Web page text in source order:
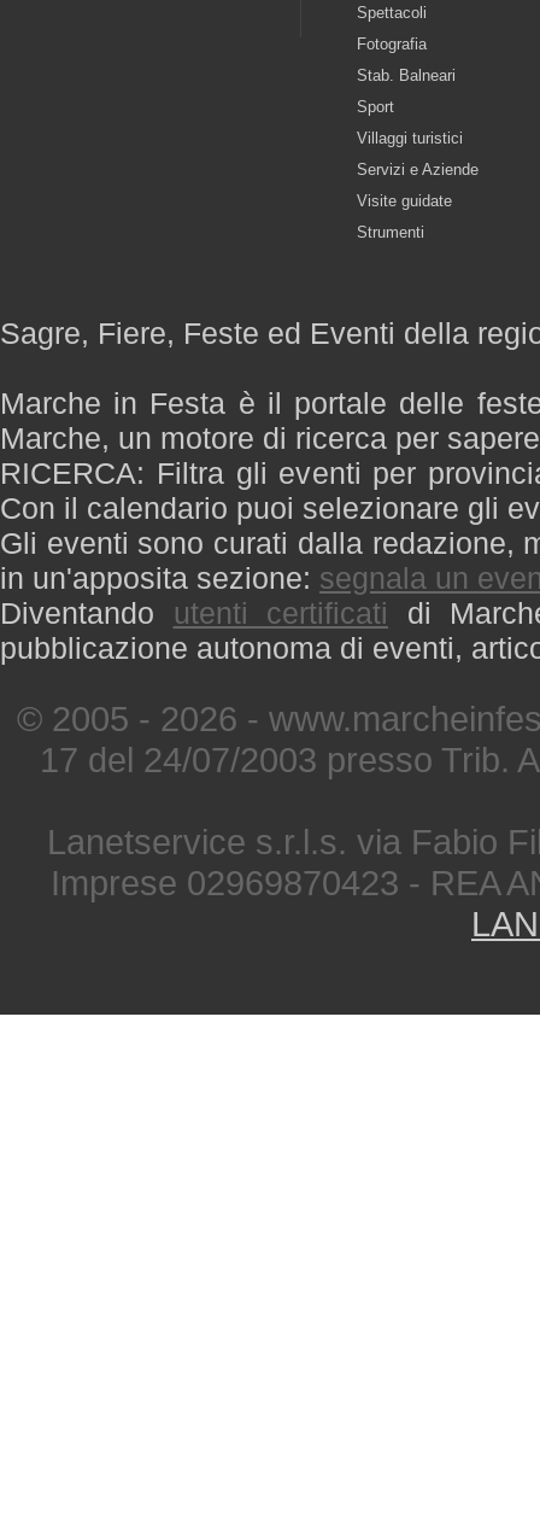
Spettacoli
Fotografia
Stab. Balneari
Sport
Villaggi turistici
Servizi e Aziende
Visite guidate
Strumenti
Sagre, Fiere, Feste ed Eventi della
Marche in Festa è il portale delle
Marche, un motore di ricerca per
RICERCA: Filtra gli eventi per
Con il calendario puoi selezionare gli
Gli eventi sono curati dalla redazione,
in un'apposita sezione: segnala un
Diventando utenti certificati di
pubblicazione autonoma di eventi,
© 2005 - 2026 -
17 del 24/07/2003 presso Trib.
Lanetservice s.r.l.s. via Fabio
Imprese 02969870423 - REA